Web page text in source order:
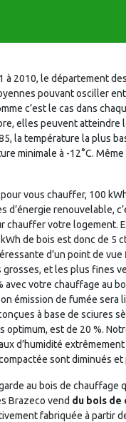
2010, le département
pouvant osciller
c’est le cas dans
elles peuvent
la température la plus
minimale à -12°C.
vous chauffer, 100
d’énergie renouvelable,
votre logement.
de bois est donc de 5
d’un point de
et les plus fines
votre chauffage au
émission de fumée sera
à base de sciures
optimum, est de 20 %.
d’humidité
sont diminués
au bois de
Brazeco vend du bois de
fabriquée à partir